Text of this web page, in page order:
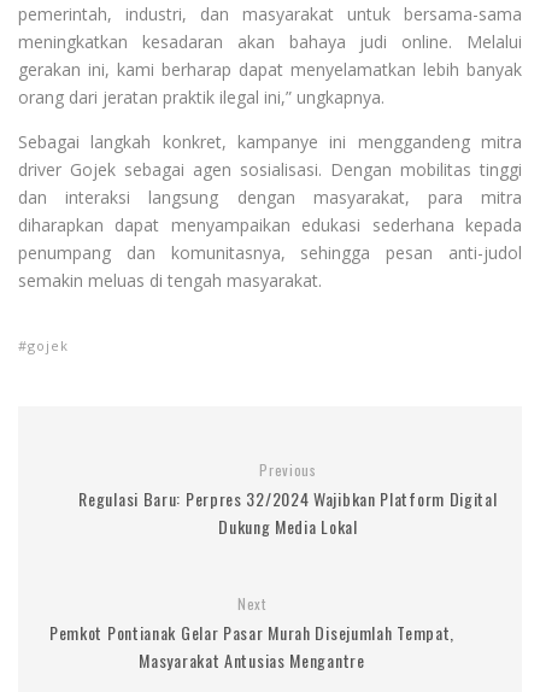
pemerintah, industri, dan masyarakat untuk bersama-sama
meningkatkan kesadaran akan bahaya judi online. Melalui
gerakan ini, kami berharap dapat menyelamatkan lebih banyak
orang dari jeratan praktik ilegal ini,” ungkapnya.
Sebagai langkah konkret, kampanye ini menggandeng mitra
driver Gojek sebagai agen sosialisasi. Dengan mobilitas tinggi
dan interaksi langsung dengan masyarakat, para mitra
diharapkan dapat menyampaikan edukasi sederhana kepada
penumpang dan komunitasnya, sehingga pesan anti-judol
semakin meluas di tengah masyarakat.
gojek
Previous
Regulasi Baru: Perpres 32/2024 Wajibkan Platform Digital
Dukung Media Lokal
Next
Pemkot Pontianak Gelar Pasar Murah Disejumlah Tempat,
Masyarakat Antusias Mengantre